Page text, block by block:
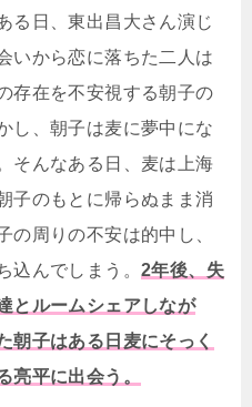
る日、東出昌大さん演じ
いから恋に落ちた二人は
存在を不安視する朝子の
し、朝子は麦に夢中にな
そんなある日、麦は上海
子のもとに帰らぬまま消
の周りの不安は的中し、
込んでしまう。 2年後、失
とルームシェアしなが
朝子はある日麦にそっく
亮平に出会う。